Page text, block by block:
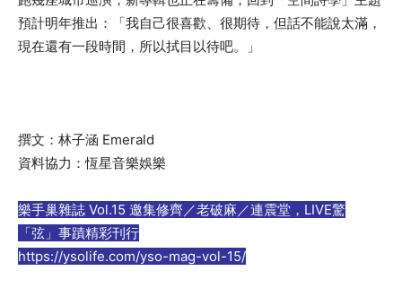
預計明年推出：「我自己很喜歡、很期待，但話不能說太滿，
現在還有一段時間，所以拭目以待吧。」
撰文：林子涵 Emerald
資料協力：恆星音樂娛樂
樂手巢雜誌 Vol.15 邀集修齊／老破麻／連震堂，LIVE驚
「弦」事蹟精彩刊行
https://ysolife.com/yso-mag-vol-15/